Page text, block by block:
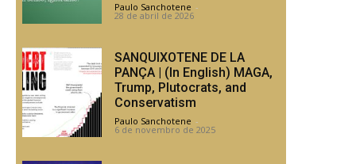
Paulo Sanchotene -
28 de abril de 2026
SANQUIXOTENE DE LA
PANÇA | (In English) MAGA,
Trump, Plutocrats, and
Conservatism
Paulo Sanchotene -
6 de novembro de 2025